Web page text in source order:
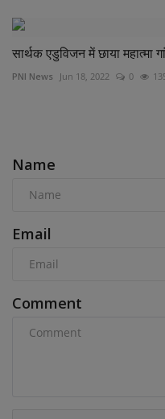
सार्थक एडुविजन में छाया महात्मा
PNI News Jun 18, 2022 0
Name
Email
Comment